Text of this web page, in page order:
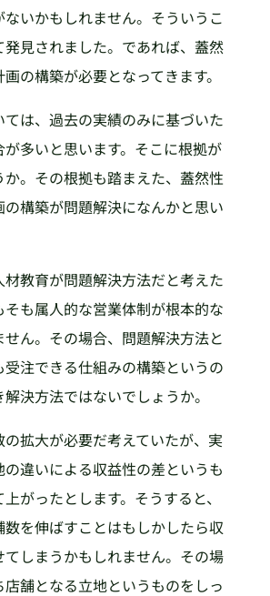
いかもしれません。そういうこ
発見されました。であれば、蓋然
の構築が必要となってきます。
は、過去の実績のみに基づいた
多いと思います。そこに根拠が
。その根拠も踏まえた、蓋然性
構築が問題解決になんかと思い
教育が問題解決方法だと考えた
も属人的な営業体制が根本的な
ん。その場合、問題解決方法と
受注できる仕組みの構築というの
決方法ではないでしょうか。
拡大が必要だ考えていたが、実
違いによる収益性の差というも
がったとします。そうすると、
を伸ばすことはもしかしたら収
しまうかもしれません。その場
舗となる立地というものをしっ